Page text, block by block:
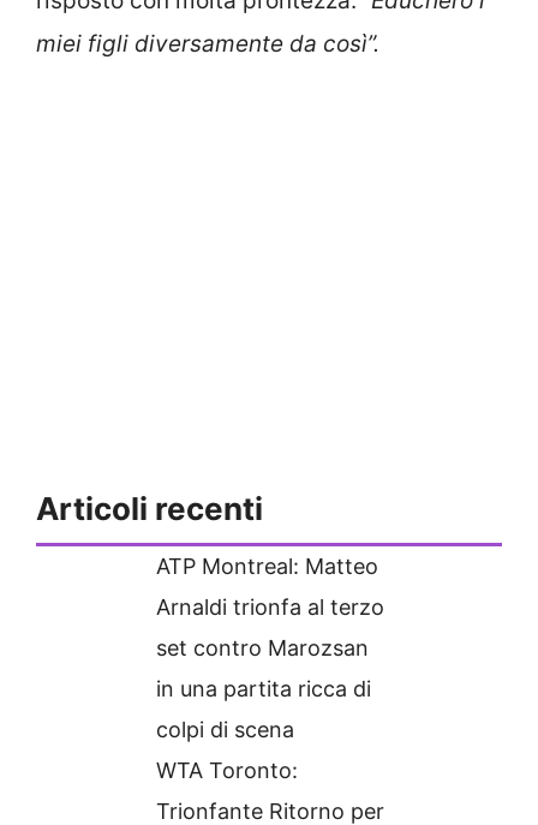
miei figli diversamente da così”.
Articoli recenti
ATP Montreal: Matteo
Arnaldi trionfa al terzo
set contro Marozsan
in una partita ricca di
colpi di scena
WTA Toronto:
Trionfante Ritorno per